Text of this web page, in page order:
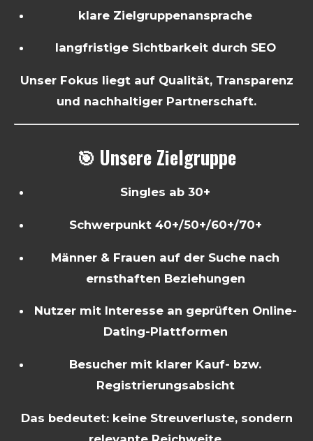
klare Zielgruppenansprache
langfristige Sichtbarkeit durch SEO
Unser Fokus liegt auf Qualität, Transparenz
und nachhaltiger Partnerschaft.
🎯 Unsere Zielgruppe
Singles ab 30+
Schwerpunkt 40+/50+/60+/70+
Männer & Frauen auf der Suche nach
ernsthaften Beziehungen
Nutzer mit Interesse an geprüften Online-
Dating-Plattformen
Besucher mit klarer Kauf- bzw.
Registrierungsabsicht
Das bedeutet: keine Streuverluste, sondern